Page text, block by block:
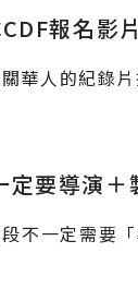
報名影
華人的紀錄
定要導演＋
不一定需要